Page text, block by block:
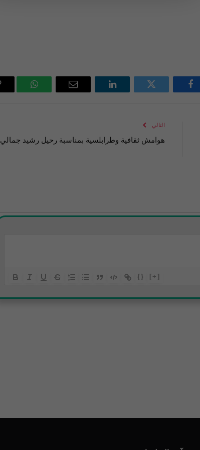
فيسبوك تويتر لينكدإن
البريد
واتساب
التالي
هوامش ثقافية وطرابلسية بمناسبة رحيل رشيد جمالي
{} [+]